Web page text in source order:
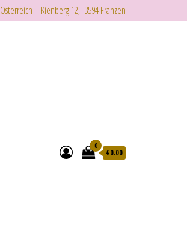
Österreich – Kienberg 12, 3594 Franzen
0
€0.00